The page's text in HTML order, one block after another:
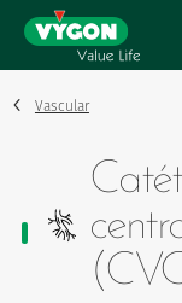
Panel de gestión de
contenido
principal
Vascular